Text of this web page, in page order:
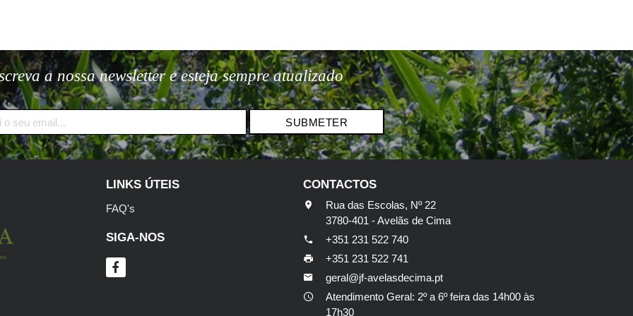
a nossa newsletter e esteja sempre atualizado
SUBMETER
LINKS ÚTEIS
FAQ's
SIGA-NOS
CONTACTOS
Rua das Escolas, Nº 22
3780-401 - Avelãs de Cima
+351 231 522 740
+351 231 522 741
geral@jf-avelasdecima.pt
Atendimento Geral: 2º a 6º feira das 14h00 às
17h30